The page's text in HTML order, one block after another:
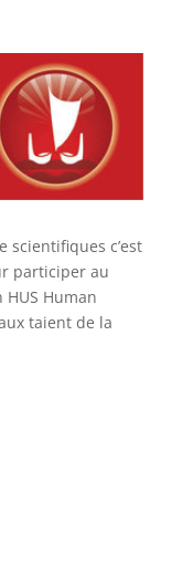
scientifiques c’est
participer au
Human
taient de la